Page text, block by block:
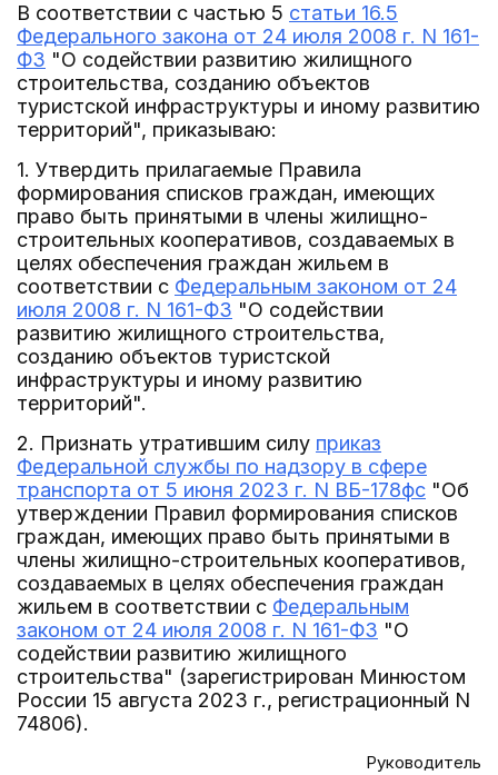
В соответствии с частью 5 статьи 16.5
Федерального закона от 24 июля 2008 г. N 161-
ФЗ "О содействии развитию жилищного
строительства, созданию объектов
туристской инфраструктуры и иному развитию
территорий", приказываю:
1. Утвердить прилагаемые Правила
формирования списков граждан, имеющих
право быть принятыми в члены жилищно-
строительных кооперативов, создаваемых в
целях обеспечения граждан жильем в
соответствии с Федеральным законом от 24
июля 2008 г. N 161-ФЗ "О содействии
развитию жилищного строительства,
созданию объектов туристской
инфраструктуры и иному развитию
территорий".
2. Признать утратившим силу приказ
Федеральной службы по надзору в сфере
транспорта от 5 июня 2023 г. N ВБ-178фс "Об
утверждении Правил формирования списков
граждан, имеющих право быть принятыми в
члены жилищно-строительных кооперативов,
создаваемых в целях обеспечения граждан
жильем в соответствии с Федеральным
законом от 24 июля 2008 г. N 161-ФЗ "О
содействии развитию жилищного
строительства" (зарегистрирован Минюстом
России 15 августа 2023 г., регистрационный N
74806).
Руководитель